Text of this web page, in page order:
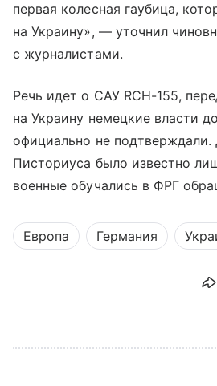
первая колесная гаубица,
на Украину», — уточнил
с журналистами.
Речь идет о САУ RCH-155,
на Украину немецкие власти
официально не подтверждали.
Писториуса было известно
военные обучались в ФРГ
Европа Германия